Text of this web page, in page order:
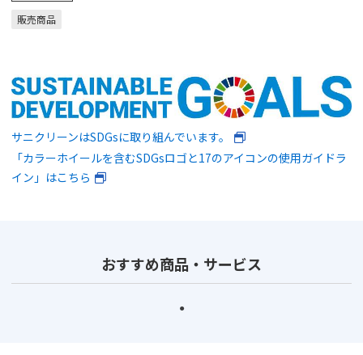
販売商品
サニクリーンはSDGsに取り組んでいます。
「カラーホイールを含むSDGsロゴと17のアイコンの使用ガイドラ
イン」はこちら
おすすめ商品・サービス